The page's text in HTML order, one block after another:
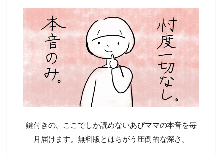
鍵付きの、ここでしか読めないあぴママの本音を毎
月届けます。無料版とはちがう圧倒的な深さ。